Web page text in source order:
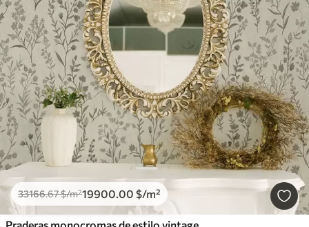
33166.67$/m²19900.00 $/m²